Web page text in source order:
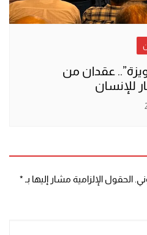
“ثويزة”.. عقدان من
للإنسان
الحقول الإلزامية مشار إليها بـ *